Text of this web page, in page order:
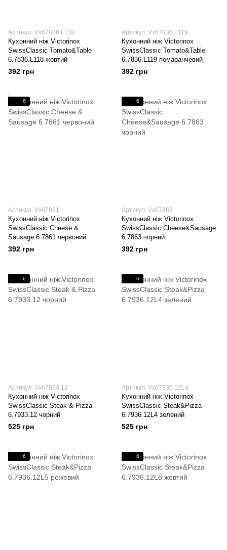
Артикул: Vx67836.L118
Кухонний ніж Victorinox
SwissClassic Tomato&Table
6.7836.L118 жовтий
392 грн
Артикул: Vx67836.L119
Кухонний ніж Victorinox
SwissClassic Tomato&Table
6.7836.L119 помаранчевий
392 грн
6
Артикул: Vx67861
Кухонний ніж Victorinox
SwissClassic Cheese &
Sausage 6.7861 червоний
392 грн
6
Артикул: Vx67863
Кухонний ніж Victorinox
SwissClassic Cheese&Sausage
6.7863 чорний
392 грн
6
Артикул: Vx67933.12
Кухонний ніж Victorinox
SwissClassic Steak & Pizza
6.7933.12 чорний
525 грн
6
Артикул: Vx67936.12L4
Кухонний ніж Victorinox
SwissClassic Steak&Pizza
6.7936.12L4 зелений
525 грн
6 6